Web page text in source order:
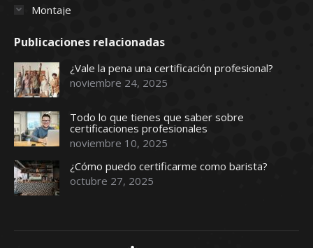
Montaje
Publicaciones relacionadas
¿Vale la pena una certificación profesional?
noviembre 24, 2025
Todo lo que tienes que saber sobre
certificaciones profesionales
noviembre 10, 2025
¿Cómo puedo certificarme como barista?
octubre 27, 2025